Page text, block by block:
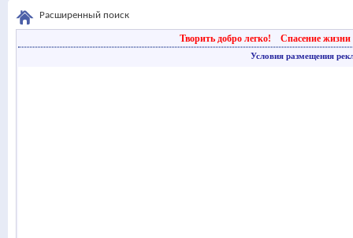
Расширенный поиск
Творить добро легко! Спасение жизни
Условия размещения